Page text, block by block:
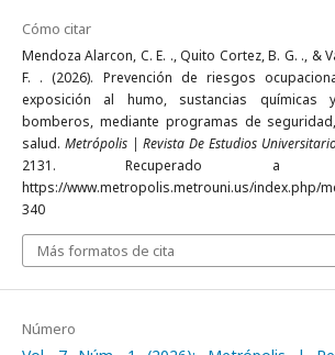
Cómo citar
Mendoza Alarcon, C. E. ., Quito Cortez, B. G. ., &
F. . (2026). Prevención de riesgos
exposición al humo, sustancias químicas
bomberos, mediante programas de
salud. Metrópolis | Revista De Estudios
2131. Recuperado
https://www.metropolis.metrouni.us/index.php/
340
Más formatos de cita
Número